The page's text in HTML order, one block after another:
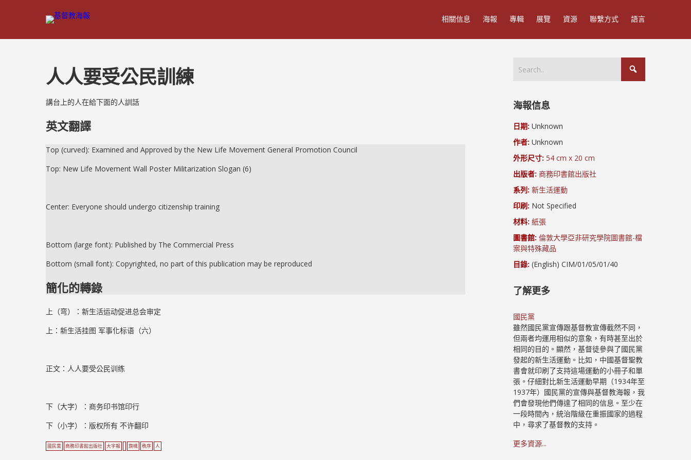
相關信息 海報 專輯 展覽 資源 聯繫方式 語言
人人要受公民訓練
講台上的人在給下面的人訓話
英文翻譯
Top (curved): Examined and Approved by the New Life Movement General Promotion Council
Top: New Life Movement Wall Poster Militarization Slogan (6)
Center: Everyone should undergo citizenship training
Bottom (large font): Published by The Commercial Press
Bottom (small font): Copyrighted, no part of this publication may be reproduced
簡化的轉錄
上（弯）：新生活运动促进总会审定
上：新生活挂图 军事化标语（六）
正文：人人要受公民训练
下（大字）：商务印书馆印行
下（小字）：版权所有 不许翻印
國民黨 商務印書館出版社 大字報 旗幟 秩序 人
海報信息
日期: Unknown
作者: Unknown
外形尺寸: 54 cm x 20 cm
出版者: 商務印書館出版社
系列: 新生活運動
印刷: Not Specified
材料: 紙張
圖書館: 倫敦大學亞非研究學院圖書館-檔
案與特殊藏品
目錄: (English) CIM/01/05/01/40
了解更多
國民黨
雖然國民黨宣傳跟基督教宣傳截然不同，
但兩者均運用相似的意象，有時甚至出於
相同的目的。顯然，基督徒參與了國民黨
發起的新生活運動。比如，中國基督聖教
書會就印刷了支持這場運動的小冊子和單
張。仔細對比新生活運動早期（1934年至
1937年）國民黨的宣傳與基督教海報，我
們會發現他們傳達了相同的信息。至少在
一段時間內，統治階級在重振國家的過程
中，尋求了基督教的支持。
更多資源...